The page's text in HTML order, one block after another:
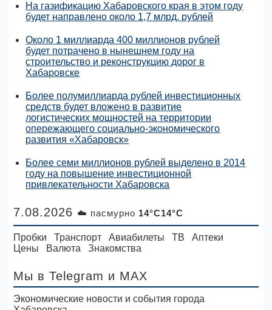
На газификацию Хабаровского края в этом году
будет направлено около 1,7 млрд. рублей
Около 1 миллиарда 400 миллионов рублей
будет потрачено в нынешнем году на
строительство и реконструкцию дорог в
Хабаровске
Более полумиллиарда рублей инвестиционных
средств будет вложено в развитие
логистических мощностей на территории
опережающего социально-экономического
развития «Хабаровск»
Более семи миллионов рублей выделено в 2014
году на повышение инвестиционной
привлекательности Хабаровска
7.08.2026 ☁️ пасмурно 14°C14°C
Пробки Транспорт Авиабилеты ТВ
Аптеки
Цены
Валюта Знакомства
Мы в Telegram и MAX
Экономические новости и события города